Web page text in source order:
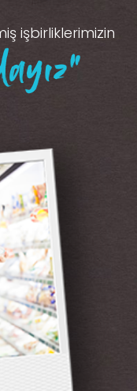
işbirliklerimizin